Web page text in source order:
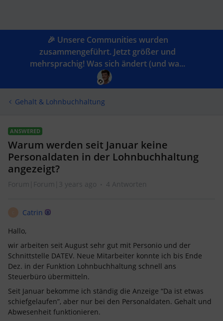
🎉 Unsere Communities wurden
zusammengeführt. Jetzt größer und
mehrsprachig! Was sich ändert (und wa...
Gehalt & Lohnbuchhaltung
ANSWERED
Warum werden seit Januar keine
Personaldaten in der Lohnbuchhaltung
angezeigt?
Forum|Forum|3 years ago 4 Antworten
Catrin
Hallo,
wir arbeiten seit August sehr gut mit Personio und der
Schnittstelle DATEV. Neue Mitarbeiter konnte ich bis Ende
Dez. in der Funktion Lohnbuchhaltung schnell ans
Steuerbüro übermitteln.
Seit Januar bekomme ich ständig die Anzeige “Da ist etwas
schiefgelaufen”, aber nur bei den Personaldaten. Gehalt und
Abwesenheit funktionieren.